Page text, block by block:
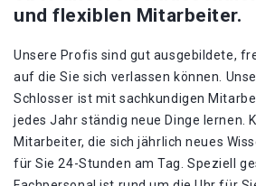
und flexiblen Mitarbeiter.
Unsere Profis sind gut ausgebildete,
auf die Sie sich verlassen können.
Schlosser ist mit sachkundigen
jedes Jahr ständig neue Dinge lernen.
Mitarbeiter, die sich jährlich neues
für Sie 24-Stunden am Tag. Speziell